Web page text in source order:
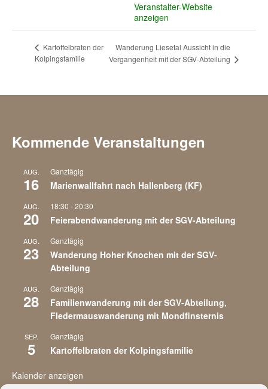
Veranstalter-Website
anzeigen
Kartoffelbraten der
Kolpingsfamilie
Wanderung Liesetal Aussicht in die
Vergangenheit mit der SGV-Abteilung
Kommende Veranstaltungen
AUG.
16
Ganztägig
Marienwallfahrt nach Hallenberg (KF)
AUG.
20
18:30 -20:30
Feierabendwanderung mit der SGV-Abteilung
AUG.
23
Ganztägig
Wanderung Hoher Knochen mit der SGV-
Abteilung
AUG.
28
Ganztägig
Familienwanderung mit der SGV-Abteilung,
Fledermauswanderung mit Mondfinsternis
SEP.
5
Ganztägig
Kartoffelbraten der Kolpingsfamilie
Kalender anzeigen